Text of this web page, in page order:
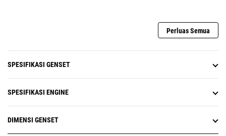
Perluas Semua
SPESIFIKASI GENSET
SPESIFIKASI ENGINE
DIMENSI GENSET